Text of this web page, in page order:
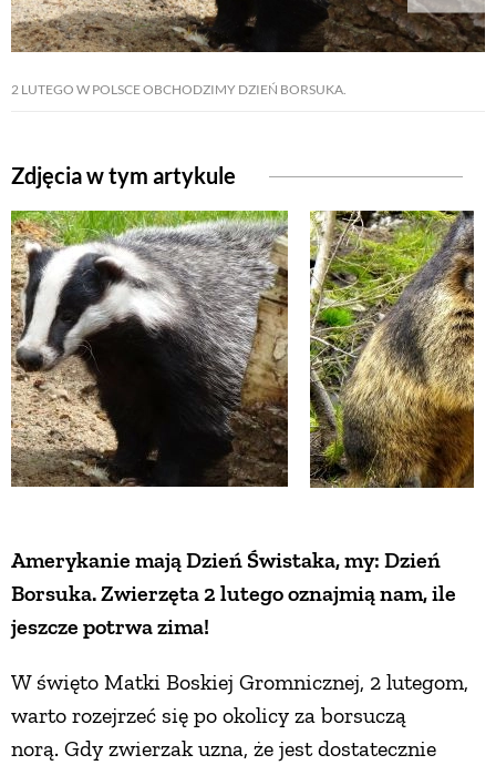
2 LUTEGO W POLSCE OBCHODZIMY DZIEŃ BORSUKA.
Zdjęcia w tym artykule
Amerykanie mają Dzień Świstaka, my: Dzień
Borsuka. Zwierzęta 2 lutego oznajmią nam, ile
jeszcze potrwa zima!
W święto Matki Boskiej Gromnicznej, 2 lutegom,
warto rozejrzeć się po okolicy za borsuczą
norą. Gdy zwierzak uzna, że jest dostatecznie